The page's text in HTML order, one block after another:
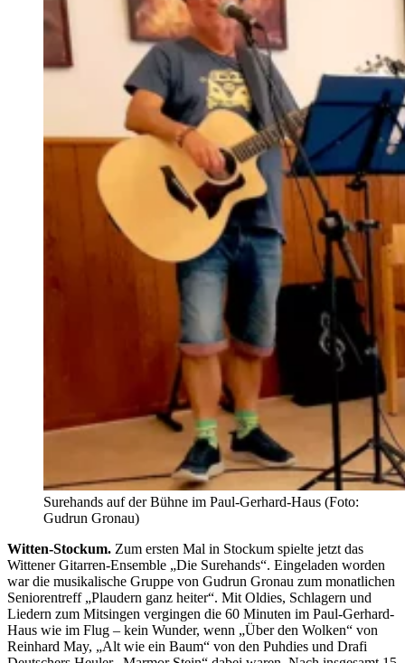
Surehands auf der Bühne im Paul-Gerhard-Haus (Foto:
Gudrun Gronau)
Witten-Stockum. Zum ersten Mal in Stockum spielte jetzt das
Wittener Gitarren-Ensemble „Die Surehands“. Eingeladen worden
war die musikalische Gruppe von Gudrun Gronau zum monatlichen
Seniorentreff „Plaudern ganz heiter“. Mit Oldies, Schlagern und
Liedern zum Mitsingen vergingen die 60 Minuten im Paul-Gerhard-
Haus wie im Flug – kein Wunder, wenn „Über den Wolken“ von
Reinhard May, „Alt wie ein Baum“ von den Puhdies und Drafi